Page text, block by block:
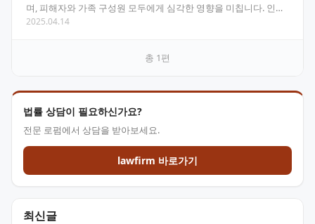
며, 피해자와 가족 구성원 모두에게 심각한 영향을 미칩니다. 인천
시는 이러한 문제를 해결하기 위해 가족 단위 치료…
2025.04.14
총 1편
법률 상담이 필요하신가요?
전문 로펌에서 상담을 받아보세요.
lawfirm 바로가기
최신글